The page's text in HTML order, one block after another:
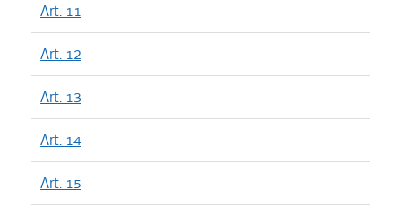
Art. 11
Art. 12
Art. 13
Art. 14
Art. 15